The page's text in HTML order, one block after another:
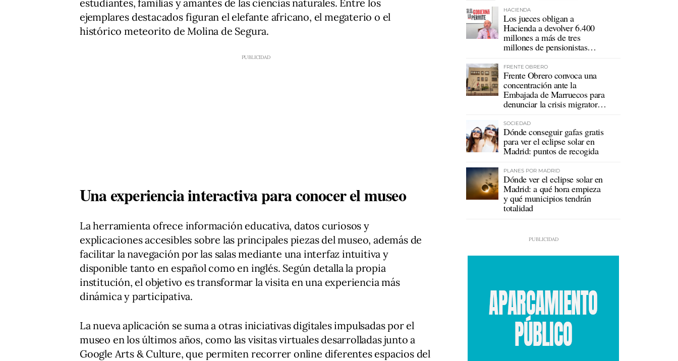
estudiantes, familias y amantes de las ciencias naturales. Entre los
ejemplares destacados figuran el elefante africano, el megaterio o el
histórico meteorito de Molina de Segura.
Una experiencia interactiva para conocer el museo
La herramienta ofrece información educativa, datos curiosos y
explicaciones accesibles sobre las principales piezas del museo, además de
facilitar la navegación por las salas mediante una interfaz intuitiva y
disponible tanto en español como en inglés. Según detalla la propia
institución, el objetivo es transformar la visita en una experiencia más
dinámica y participativa.
La nueva aplicación se suma a otras iniciativas digitales impulsadas por el
museo en los últimos años, como las visitas virtuales desarrolladas junto a
Google Arts & Culture, que permiten recorrer online diferentes espacios del
HACIENDA
Los jueces obligan a
Hacienda a devolver 6.400
millones a más de tres
millones de pensionistas
FRENTE OBRERO
Frente Obrero convoca una
concentración ante la
Embajada de Marruecos para
denunciar la crisis migratoria
SOCIEDAD
Dónde conseguir gafas gratis
para ver el eclipse solar en
Madrid: puntos de recogida
PLANES POR MADRID
Dónde ver el eclipse solar en
Madrid: a qué hora empieza
y qué municipios tendrán
totalidad